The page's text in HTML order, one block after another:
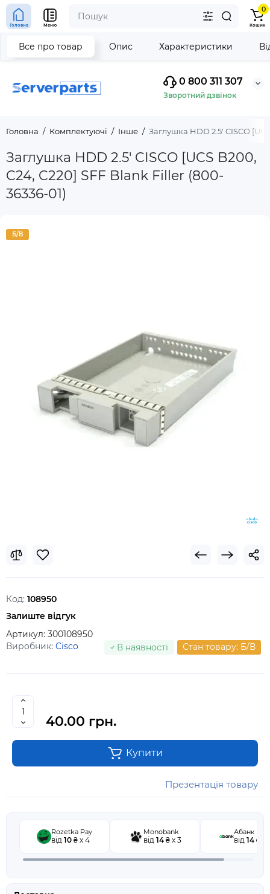
0 800 311 307
Зворотний дзвінок
Головна Меню
0
Кошик
Головна Комплектуючі Інше Заглушка HDD 2.5' CISCO
Заглушка HDD 2.5' CISCO [UCS B200,
C24, C220] SFF Blank Filler (800-
36336-01)
Все про товар Опис Характеристики
Б/В
Код: 108950
Залиште відгук
Артикул: 300108950
Виробник: Cisco В наявності Стан товару: Б/В
40.00 грн.
Купити
Презентація товару
Rozetka Pay
від 10 ₴ x 4
Monobank
від 14₴ x 3
Абанк
від 14₴ x